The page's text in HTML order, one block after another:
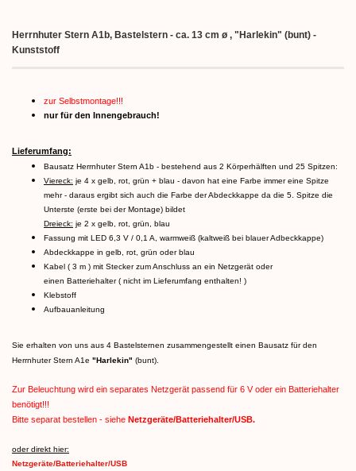
Herrnhuter Stern A1b, Bastelstern - ca. 13 cm ø , "Harlekin" (bunt) -
Kunststoff
zur Selbstmontage!!!
nur für den Innengebrauch!
Lieferumfang:
Bausatz Herrnhuter Stern A1b - bestehend aus 2 Körperhälften und 25 Spitzen:
Viereck: je 4 x gelb, rot, grün + blau - davon hat eine Farbe immer eine Spitze
mehr - daraus ergibt sich auch die Farbe der Abdeckkappe da die 5. Spitze die
Unterste (erste bei der Montage) bildet
Dreieck: je 2 x gelb, rot, grün, blau
Fassung mit LED 6,3 V / 0,1 A, warmweiß (kaltweiß bei blauer Adbeckkappe)
Abdeckkappe in gelb, rot, grün oder blau
Kabel ( 3 m ) mit Stecker zum Anschluss an ein Netzgerät oder
einen Batteriehalter ( nicht im Lieferumfang enthalten! )
Klebstoff
Aufbauanleitung
Sie erhalten von uns aus 4 Bastelsternen zusammengestellt einen Bausatz für den
Herrnhuter Stern A1e "Harlekin" (bunt).
Zur Beleuchtung wird ein separates Netzgerät passend für 6 V oder ein Batteriehalter
benötigt!!!
Bitte separat bestellen - siehe Netzgeräte/Batteriehalter/USB.
oder direkt hier:
Netzgeräte/Batteriehalter/USB